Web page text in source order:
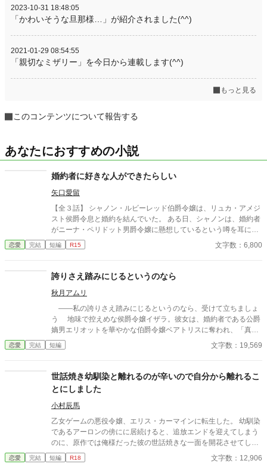
2023-10-31 18:48:05
「かわいそうな旦那様…」が紹介されました(^^)
2021-01-29 08:54:55
「親切なミザリー」を今日から連載します(^^)
もっと見る
このコンテンツについて報告する
あなたにおすすめの小説
婚約者に好きな人ができたらしい
矢口愛留
【全３話】 シャノン・ルビーレッド伯爵令嬢は、リュカ・アメジ
スト侯爵令息と婚約を結んでいた。 ある日、シャノンは、婚約者
がニーナ・ペリドット男爵令嬢に懸想しているという噂を耳にす
る。 シャノンは断罪を回避するため、リュカとの婚約を円満に解
消しようとするが――。 ※ エブリスタに習作として掲載したもの
恋愛 完結 短編 R15 文字数：6,800
誇りさえ踏みにじるというのなら
秋月アムリ
――私の誇りさえ踏みにじるというのなら、受けて立ちましょ
う 地味で控えめな侯爵令嬢イザラ。彼女は、婚約者である公爵
嫡男エリオットを華やかな伯爵令嬢ベアトリスに奪われ、「真実
の愛」を見つけたという身勝手な理由で一方的に婚約破棄を突き
つけられる。 ベアトリスからは地味で退屈な女と公然と蔑ま
侯爵家の誇りを守るため不当な破棄を断固として拒否。たった一
人で反撃の証拠集めを開始する。 彼女が助力を求めたのは、社
交界から距離を置き、冷徹と噂される辺境伯アレクシス。彼は、
イザラの持つ鋼のような意志と冷静な知性を見抜き、彼女の非公
式な協力者となる。 しかし、そんな彼女を待っていたのは「辺
境伯と不貞を働いている」という、さらに悪質な濡れ衣だった―
―
恋愛 完結 短編 文字数：19,569
世話焼き幼馴染と離れるのが辛いので自分から離れるこ
とにしました
小村辰馬
乙女ゲームの悪役令嬢、エリス・カーマインに転生した。 幼馴染
であるアーロンの傍にに居続けると、追放エンドを迎えてしまう
のに、原作では俺様だった彼の世話焼きな一面を開花させてしま
い、居心地の良い彼のそばを離れるのが辛くなってしまう。 なら
ば彼の代わりに男友達を作ろうと画策するがーー
恋愛 完結 短編 R18 文字数：12,906